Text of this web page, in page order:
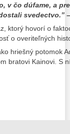
v čo dúfame, a
svedectvo.”
ktorý hovorí o
o overiteľných
hriešný potomok
bratovi Kainovi. S